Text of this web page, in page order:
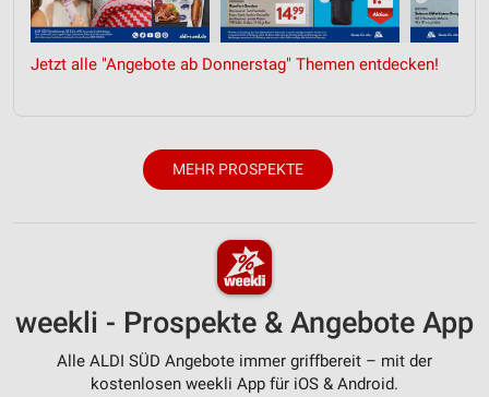
Jetzt alle "Angebote ab Donnerstag" Themen entdecken!
MEHR PROSPEKTE
weekli - Prospekte & Angebote App
Alle ALDI SÜD Angebote immer griffbereit – mit der
kostenlosen weekli App für iOS & Android.